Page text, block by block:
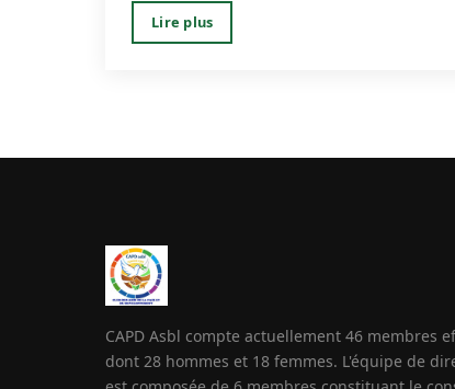
Lire plus
CAPD Asbl compte actuellement 46 membres
dont 28 hommes et 18 femmes. L'équipe de